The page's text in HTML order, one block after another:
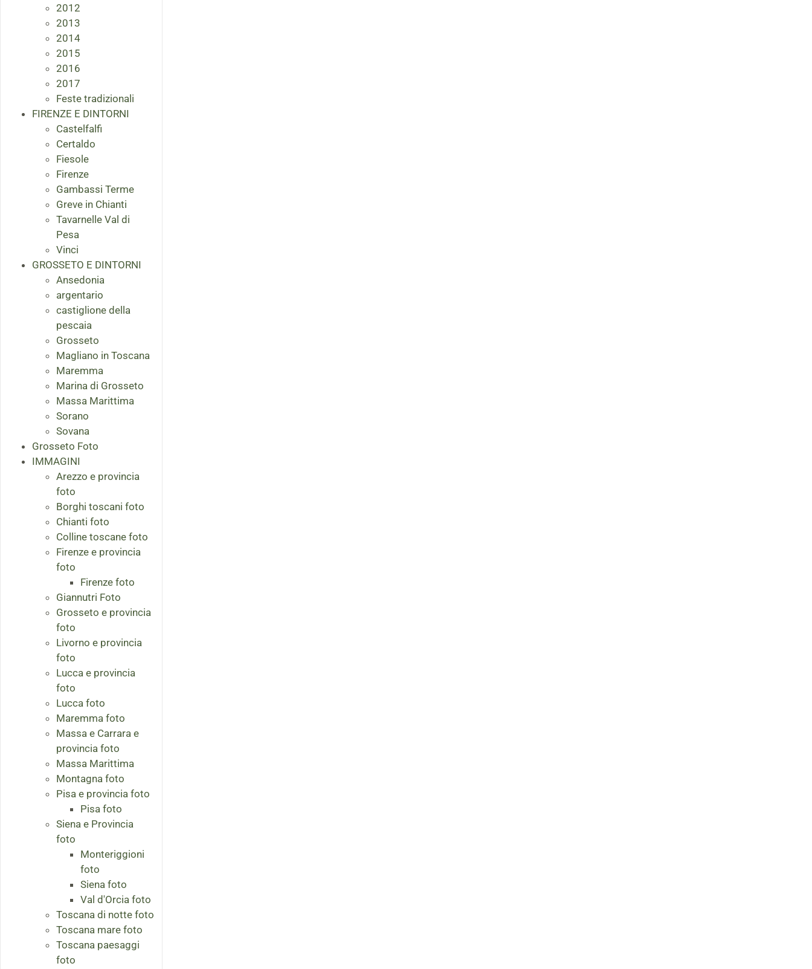
2012
2013
2014
2015
2016
2017
Feste tradizionali
FIRENZE E DINTORNI
Castelfalfi
Certaldo
Fiesole
Firenze
Gambassi Terme
Greve in Chianti
Tavarnelle Val di
Pesa
Vinci
GROSSETO E DINTORNI
Ansedonia
argentario
castiglione della
pescaia
Grosseto
Magliano in Toscana
Maremma
Marina di Grosseto
Massa Marittima
Sorano
Sovana
Grosseto Foto
IMMAGINI
Arezzo e provincia
foto
Borghi toscani foto
Chianti foto
Colline toscane foto
Firenze e provincia
foto
Firenze foto
Giannutri Foto
Grosseto e provincia
foto
Livorno e provincia
foto
Lucca e provincia
foto
Lucca foto
Maremma foto
Massa e Carrara e
provincia foto
Massa Marittima
Montagna foto
Pisa e provincia foto
Pisa foto
Siena e Provincia
foto
Monteriggioni
foto
Siena foto
Val d'Orcia foto
Toscana di notte foto
Toscana mare foto
Toscana paesaggi
foto